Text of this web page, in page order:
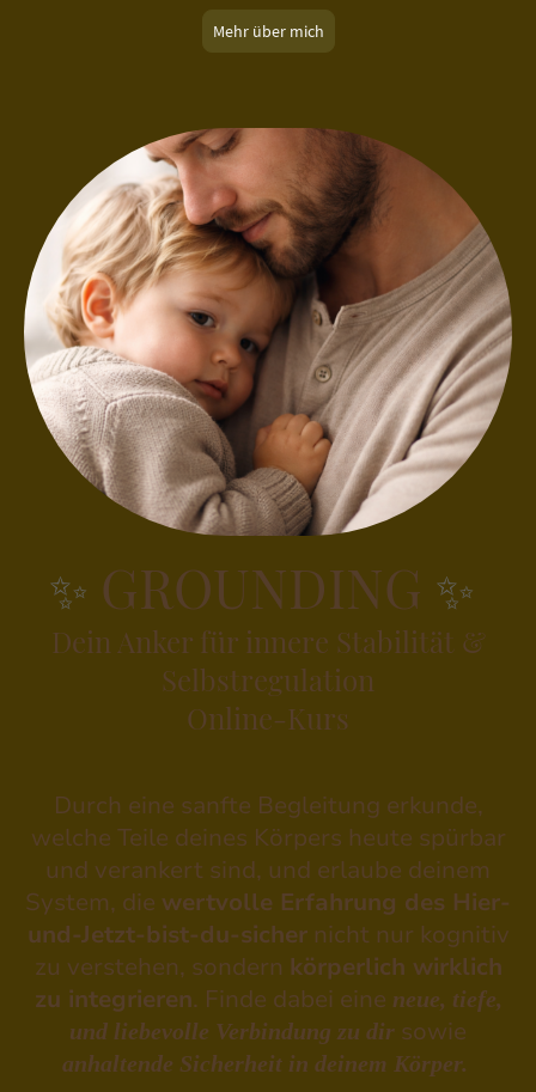
Mehr über mich
✨ GROUNDING ✨
Dein Anker für innere Stabilität &
Selbstregulation
Online-Kurs
Durch eine sanfte Begleitung erkunde,
welche Teile deines Körpers heute spürbar
und verankert sind, und erlaube deinem
System, die wertvolle Erfahrung des Hier-
und-Jetzt-bist-du-sichernicht nur kognitiv
zu verstehen, sondern körperlich wirklich
zu integrieren. Finde dabei eine neue, tiefe,
und liebevolle Verbindung zu dir sowie
anhaltende Sicherheit in deinem Körper.